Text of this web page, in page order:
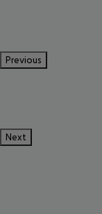
Previous
Next